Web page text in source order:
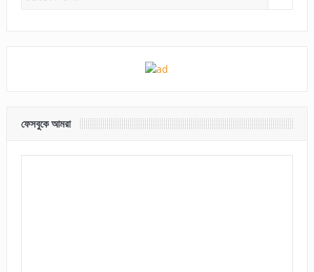
ফেসবুকে আমরা